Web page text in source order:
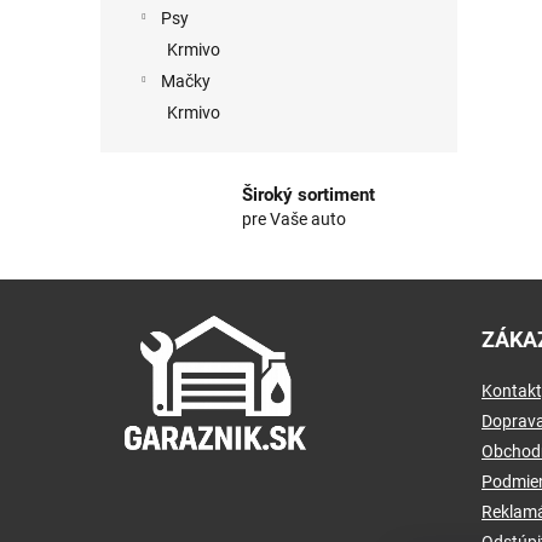
Psy
Krmivo
Mačky
Krmivo
Široký sortiment
pre Vaše auto